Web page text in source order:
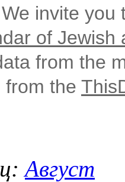
invite
of Jewish
from the
from the
Август